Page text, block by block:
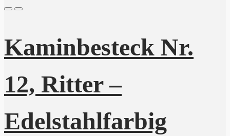
Kaminbesteck Nr.
12, Ritter –
Edelstahlfarbig